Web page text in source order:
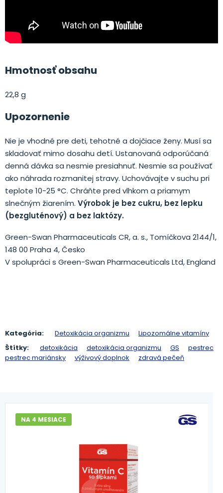
Hmotnosť obsahu
22,8 g
Upozornenie
Nie je vhodné pre deti, tehotné a dojčiace ženy. Musí sa
skladovať mimo dosahu detí. Ustanovaná odporúčaná
denná dávka sa nesmie presiahnuť. Nesmie sa používať
ako náhrada rozmanitej stravy. Uchovávajte v suchu pri
teplote 10-25 °C. Chráňte pred vlhkom a priamym
slnečným žiarením. Výrobok je bez cukru, bez lepku
(bezgluténový) a bez laktózy.
Green-Swan Pharmaceuticals CR, a. s., Tomíčkova 2144/1,
148 00 Praha 4, Česko
V spolupráci s Green-Swan Pharmaceuticals Ltd, England
Kategória: Detoxikácia organizmu
Lipozomálne vitamíny
Štítky:
detoxikácia detoxikácia organizmu GS
pestrec
pestrec mariánsky
výživový doplnok zdravá pečeň
NA 4 MESIACE